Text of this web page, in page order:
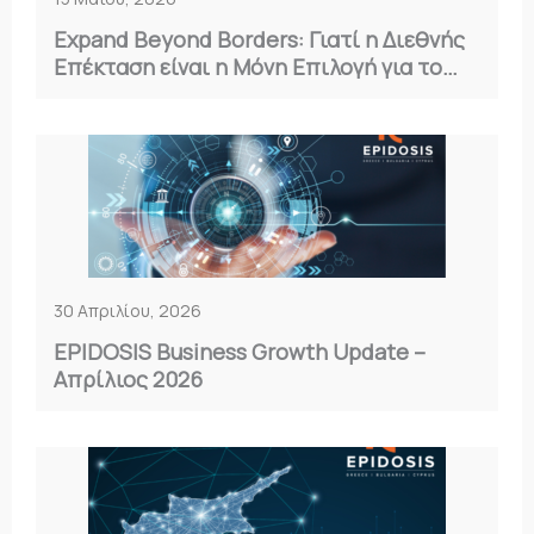
Expand Beyond Borders: Γιατί η Διεθνής
Επέκταση είναι η Μόνη Επιλογή για το
30 Απριλίου, 2026
EPIDOSIS Business Growth Update –
Απρίλιος 2026